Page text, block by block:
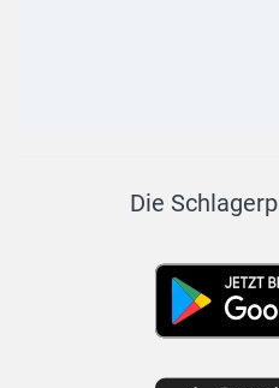
Die